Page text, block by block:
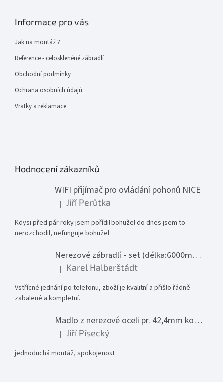
Informace pro vás
Jak na montáž ?
Reference - celoskleněné zábradlí
Obchodní podmínky
Ochrana osobních údajů
Vratky a reklamace
Hodnocení zákazníků
WIFI přijímač pro ovládání pohonů NICE
Hodnocení produktu je 1 z 5 hvězdiček.
| Jiří Perůtka
Kdysi před pár roky jsem pořídil bohužel do dnes jsem to
nerozchodil, nefunguje bohužel
Nerezové zábradlí - set (délka:6000mm x výška:1000mm)
Hodnocení produktu je 5 z 5 hvězdiček.
| Karel Halberštádt
Vstřícné jednání po telefonu, zboží je kvalitní a přišlo řádně
zabalené a kompletní.
Madlo z nerezové oceli pr. 42,4mm komplet - model 0116 - 3000mm
Hodnocení produktu je 5 z 5 hvězdiček.
| Jiří Písecký
jednoduchá montáž, spokojenost